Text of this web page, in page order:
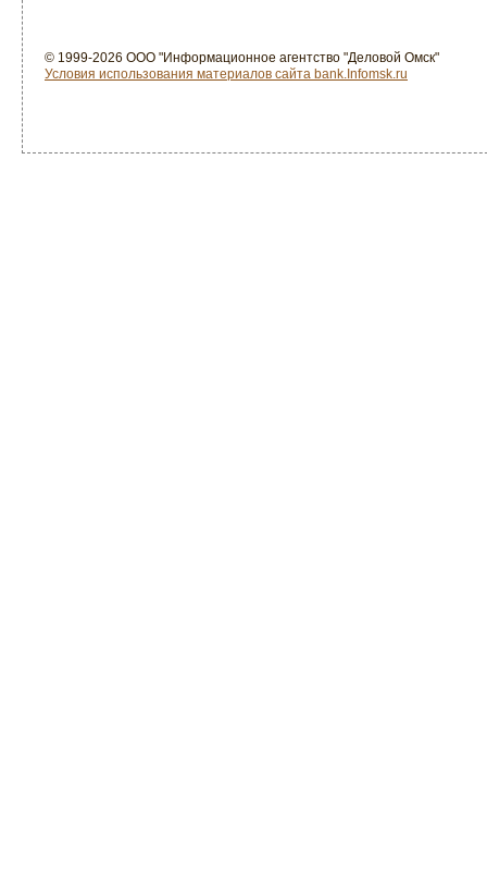
© 1999-2026 ООО "Информационное агентство "Деловой Омск"
Условия использования материалов сайта bank.Infomsk.ru